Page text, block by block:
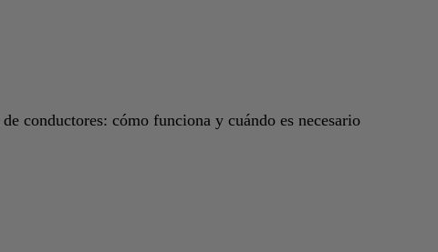
conductores: cómo funciona y cuándo es necesario